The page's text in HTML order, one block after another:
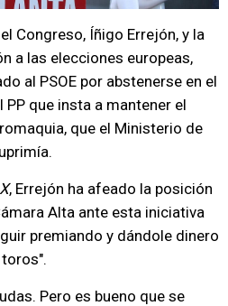
Congreso, Íñigo Errejón, y la
a las elecciones europeas,
al PSOE por abstenerse en el
que insta a mantener el
que el Ministerio de
X, Errejón ha afeado la posición
Alta ante esta iniciativa
premiando y dándole dinero
Pero es bueno que se